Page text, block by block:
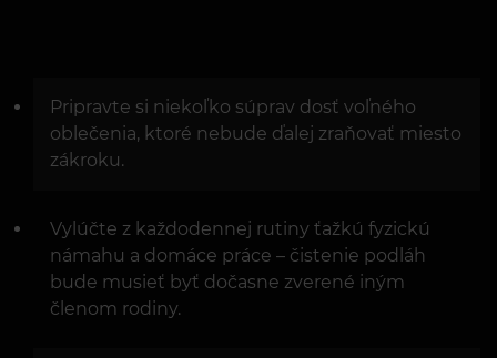
Pripravte si niekoľko súprav dosť voľného
oblečenia, ktoré nebude ďalej zraňovať miesto
zákroku.
Vylúčte z každodennej rutiny ťažkú ​​fyzickú
námahu a domáce práce – čistenie podláh
bude musieť byť dočasne zverené iným
členom rodiny.